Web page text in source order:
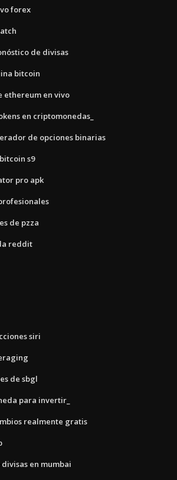
forex
de divisas
bitcoin
ethereum en vivo
en criptomonedas_
de opciones binarias
s9
pro apk
de pzza
reddit
siri
de sbgl
para invertir_
realmente gratis
en mumbai